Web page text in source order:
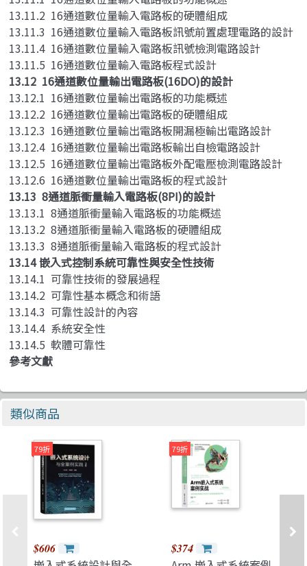
13.11.2 16通道數位量輸入電路板的硬體組成
13.11.3 16通道數位量輸入電路板訊號前置處理電路的設計
13.11.4 16通道數位量輸入電路板訊號檢測電路設計
13.11.5 16通道數位量輸入電路板程式設計
13.12 16通道數位量輸出電路板(16DO)的設計
13.12.1 16通道數位量輸出電路板的功能概述
13.12.2 16通道數位量輸出電路板的硬體組成
13.12.3 16通道數位量輸出電路板開漏極輸出電路設計
13.12.4 16通道數位量輸出電路板輸出自檢電路設計
13.12.5 16通道數位量輸出電路板外配電壓檢測電路設計
13.12.6 16通道數位量輸出電路板的程式設計
13.13 8通道脈衝量輸入電路板(8PI)的設計
13.13.1 8通道脈衝量輸入電路板的功能概述
13.13.2 8通道脈衝量輸入電路板的硬體組成
13.13.3 8通道脈衝量輸入電路板的程式設計
13.14 嵌入式控制系統可靠性與安全性技術
13.14.1 可靠性技術的發展過程
13.14.2 可靠性基本概念和術語
13.14.3 可靠性設計的內容
13.14.4 系統安全性
13.14.5 軟體可靠性
參考文獻
類似商品
79折
$606
79折
$374